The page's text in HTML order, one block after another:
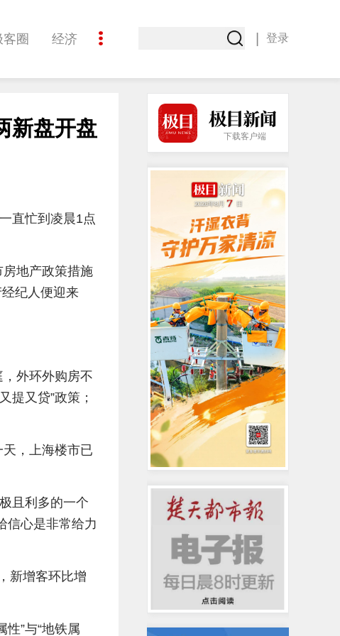
客圈 经济 登录
新盘开盘
直忙到凌晨1点
地产政策措施
纪人便迎来
外环外购房不
提又贷”政策；
，上海楼市已
且利多的一个
信心是非常给力
新增客环比增
”与“地铁属
下载客户端